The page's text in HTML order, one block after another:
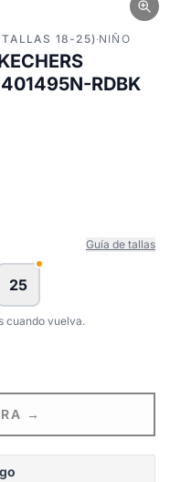
18-25)·NIÑO
401495N-RDBK
Guía de tallas
25
cuando vuelva.
→